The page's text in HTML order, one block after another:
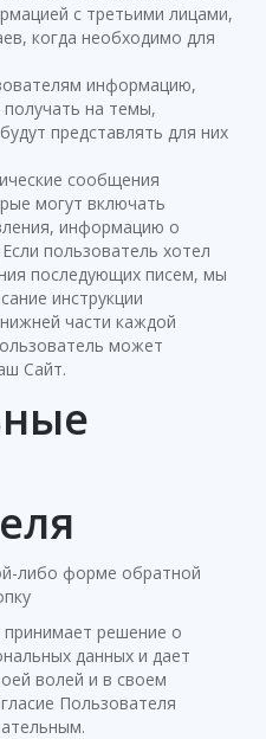
с третьими лицами,
когда необходимо для
информацию,
на темы,
представлять для них
сообщения
могут включать
информацию о
пользователь хотел
последующих писем, мы
инструкции
части каждой
может
Сайт.
либо форме обратной
решение о
данных и дает
волей и в своем
Пользователя